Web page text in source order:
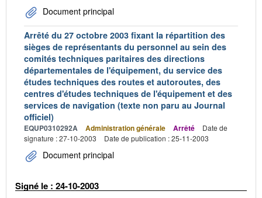
Document principal
Arrêté du 27 octobre 2003 fixant la répartition des
sièges de représentants du personnel au sein des
comités techniques paritaires des directions
départementales de l'équipement, du service des
études techniques des routes et autoroutes, des
centres d'études techniques de l'équipement et des
services de navigation (texte non paru au Journal
officiel)
EQUP0310292A Administration générale Arrêté
Date de
signature : 27-10-2003
Date de publication : 25-11-2003
Document principal
Signé le : 24-10-2003